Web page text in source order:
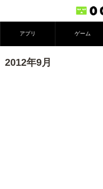
アプリ ゲーム
2012年9月